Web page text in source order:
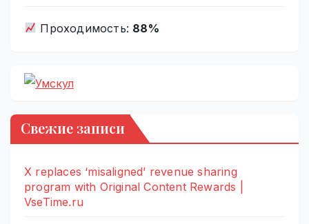
Проходимость: 88%
Свежие записи
X replaces ‘misaligned’ revenue sharing
program with Original Content Rewards |
VseTime.ru